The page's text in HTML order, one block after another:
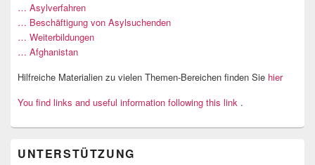
… Asylverfahren
… Beschäftigung von Asylsuchenden
… Weiterbildungen
… Afghanistan
Hilfreiche Materialien zu vielen Themen-Bereichen finden Sie hier
You find links and useful information following this link .
UNTERSTÜTZUNG